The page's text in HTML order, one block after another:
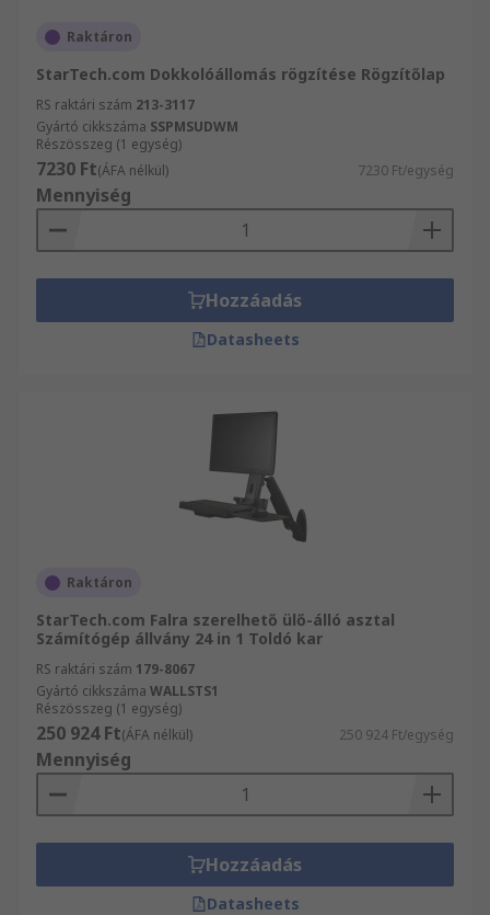
Raktáron
StarTech.com Dokkolóállomás rögzítése Rögzítőlap
RS raktári szám 213-3117
Gyártó cikkszáma SSPMSUDWM
Részösszeg (1 egység)
7230 Ft(ÁFA nélkül) 7230 Ft/egység
Mennyiség
Hozzáadás
Datasheets
Raktáron
StarTech.com Falra szerelhető ülő-álló asztal
Számítógép állvány 24 in 1 Toldó kar
RS raktári szám 179-8067
Gyártó cikkszáma WALLSTS1
Részösszeg (1 egység)
250 924 Ft(ÁFA nélkül) 250 924 Ft/egység
Mennyiség
Hozzáadás
Datasheets